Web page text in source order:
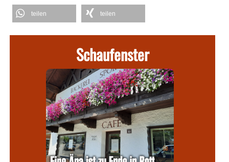
teilen teilen
Schaufenster